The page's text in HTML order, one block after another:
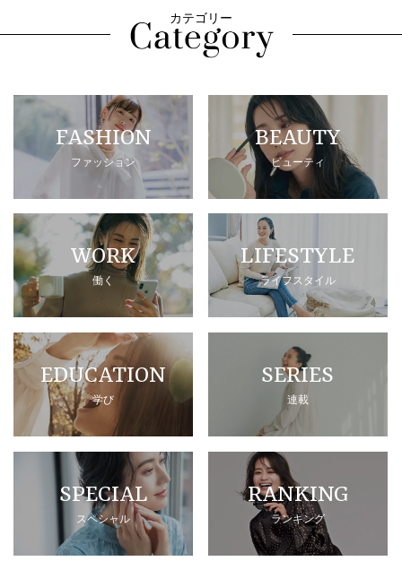
カテゴリー
FASHION
ファッション
BEAUTY
ビューティ
WORK
働く
LIFESTYLE
ライフスタイル
EDUCATION
学び
SERIES
連載
SPECIAL
スペシャル
RANKING
ランキング